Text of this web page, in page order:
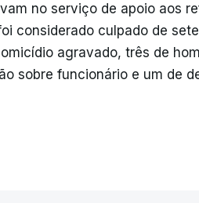
no serviço de apoio aos
considerado culpado de
agravado, três de
sobre funcionário e um de